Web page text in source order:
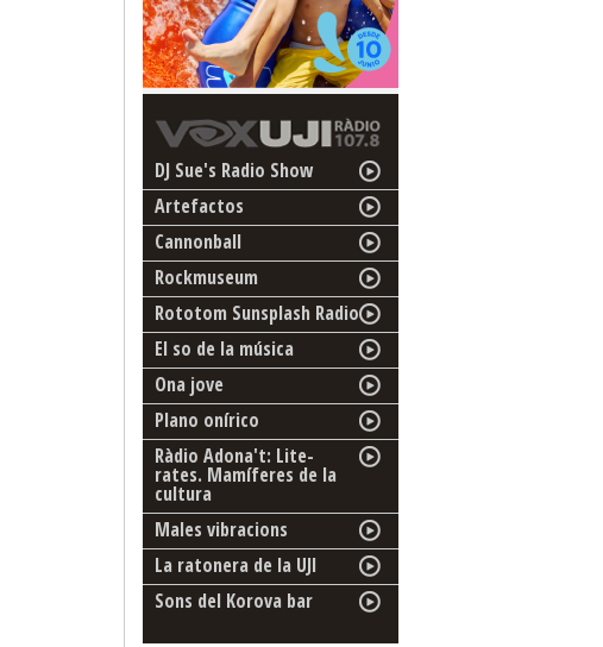
DJ Sue's Radio Show
Artefactos
Cannonball
Rockmuseum
Rototom Sunsplash Radio
El so de la música
Ona jove
Plano onírico
Ràdio Adona't: Lite-
rates. Mamíferes de la
cultura
Males vibracions
La ratonera de la UJI
Sons del Korova bar